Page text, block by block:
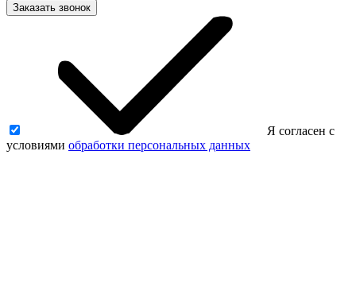
Заказать звонок
Я согласен с
условиями обработки персональных данных